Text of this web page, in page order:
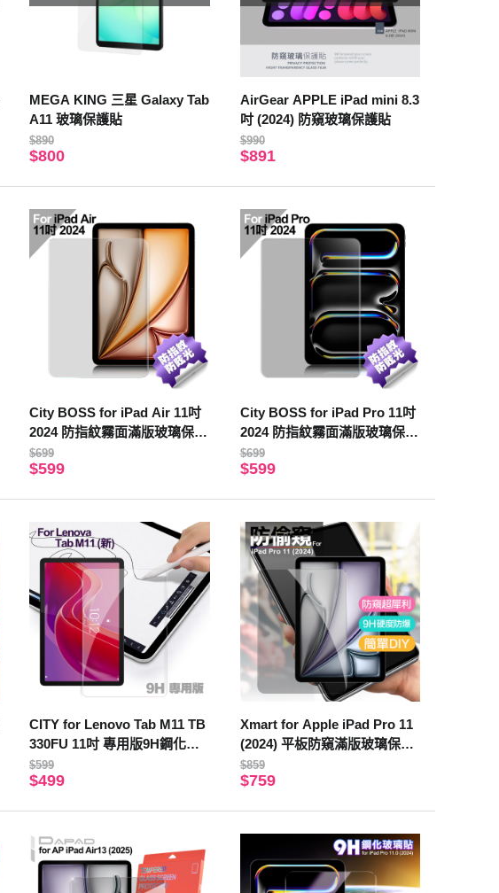
MEGA KING 三星 Galaxy Tab
A11 玻璃保護貼
$890
$800
AirGear APPLE iPad mini 8.3
吋 (2024) 防窺玻璃保護貼
$990
$891
City BOSS for iPad Air 11吋
2024 防指紋霧面滿版玻璃保護
貼
$699
$599
City BOSS for iPad Pro 11吋
2024 防指紋霧面滿版玻璃保護
貼
$699
$599
CITY for Lenovo Tab M11 TB
330FU 11吋 專用版9H鋼化玻
璃保護貼
$599
$499
Xmart for Apple iPad Pro 11
(2024) 平板防窺滿版玻璃保護
貼
$859
$759